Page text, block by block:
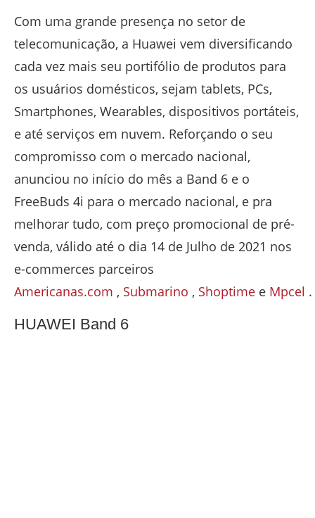
Com uma grande presença no setor de
telecomunicação, a Huawei vem diversificando
cada vez mais seu portifólio de produtos para
os usuários domésticos, sejam tablets, PCs,
Smartphones, Wearables, dispositivos portáteis,
e até serviços em nuvem. Reforçando o seu
compromisso com o mercado nacional,
anunciou no início do mês a Band 6 e o
FreeBuds 4i para o mercado nacional, e pra
melhorar tudo, com preço promocional de pré-
venda, válido até o dia 14 de Julho de 2021 nos
e-commerces parceiros
Americanas.com , Submarino , Shoptime e Mpcel .
HUAWEI Band 6